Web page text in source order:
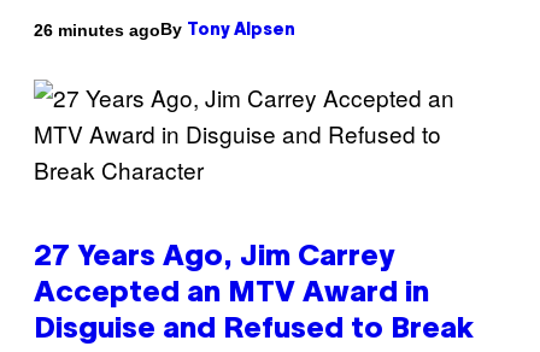
26 minutes agoBy Tony Alpsen
27 Years Ago, Jim Carrey
Accepted an MTV Award in
Disguise and Refused to Break